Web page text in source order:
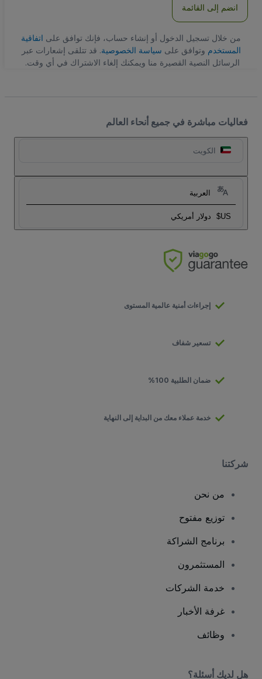
انضم إلى القائمة
من خلال تسجيل الدخول أو إنشاء حساب، فإنك توافق علىاتفاقية
المستخدموتوافق علىسياسة الخصوصية. قد تتلقى إشعارات عبر
الرسائل النصية القصيرة منا ويمكنك إلغاء الاشتراك في أي وقت.
فعاليات مباشرة في جميع أنحاء العالم
الكويت
العربية
US$ دولار أمريكي
إجراءات أمنية عالمية المستوى
تسعير شفاف
ضمان الطلبية 100%
خدمة عملاء معك من البداية إلى النهاية
شركتنا
من نحن
توزيع مفتوح
برنامج الشراكة
المستثمرون
خدمة الشركات
غرفة الأخبار
وظائف
هل لديك أسئلة؟